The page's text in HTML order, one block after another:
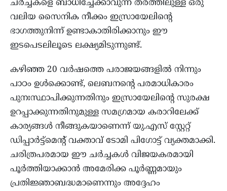
ചർച്ചകളെ ബാധിച്ചേക്കാവുന്ന തരത്തിലുള്ള ഒരു
വലിയ സൈനിക നീക്കം ഇസ്രായേലിന്റെ
ഭാഗത്തുനിന്ന് ഉണ്ടാകാതിരിക്കാനും ഈ
ഇടപെടലിലൂടെ ലക്ഷ്യമിടുന്നുണ്ട്.
കഴിഞ്ഞ 20 വർഷത്തെ പരാജയങ്ങളിൽ നിന്നും
പാഠം ഉൾക്കൊണ്ട്, ലെബനന്റെ പരമാധികാരം
പുനഃസ്ഥാപിക്കുന്നതിനും ഇസ്രായേലിന്റെ സുരക്ഷ
ഉറപ്പാക്കുന്നതിനുമുള്ള സമഗ്രമായ കരാറിലേക്ക്
കാര്യങ്ങൾ നീങ്ങുകയാണെന്ന് യു.എസ് സ്റ്റേറ്റ്
ഡിപ്പാർട്ട്‌മെന്റ് വക്താവ് ടോമി പിഗോട്ട് വ്യക്തമാക്കി.
ചരിത്രപരമായ ഈ ചർച്ചകൾ വിജയകരമായി
പൂർത്തിയാക്കാൻ അമേരിക്ക പൂർണ്ണമായും
പ്രതിജ്ഞാബദ്ധമാണെന്നും അദ്ദേഹം